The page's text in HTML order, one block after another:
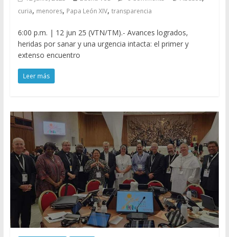
curia, menores, Papa León XIV, transparencia
6:00 p.m. | 12 jun 25 (VTN/TM).- Avances logrados,
heridas por sanar y una urgencia intacta: el primer y
extenso encuentro
Leer más